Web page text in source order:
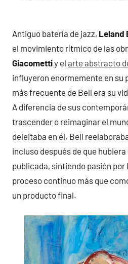
Antiguo batería de jazz, Leland
el movimiento rítmico de las
Giacomettiy el arte abstracto
influyeron enormemente en su
más frecuente de Bell era su
A diferencia de sus
trascender o reimaginar el
deleitaba en él. Bell
incluso después de que
publicada, sintiendo pasión por
proceso continuo más que
un producto final.